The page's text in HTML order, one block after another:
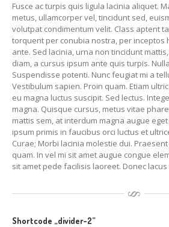
Fusce ac turpis quis ligula lacinia aliquet.
metus, ullamcorper vel, tincidunt sed,
volutpat condimentum velit. Class aptent
torquent per conubia nostra, per inceptos
ante. Sed lacinia, urna non tincidunt
diam, a cursus ipsum ante quis turpis.
Suspendisse potenti. Nunc feugiat mi a
Vestibulum sapien. Proin quam. Etiam
eu magna luctus suscipit. Sed lectus.
magna. Quisque cursus, metus vitae
mattis sem, at interdum magna augue
ipsum primis in faucibus orci luctus et
Curae; Morbi lacinia molestie dui.
quam. In vel mi sit amet augue congue
sit amet pede facilisis laoreet. Donec
Shortcode „divider-2”